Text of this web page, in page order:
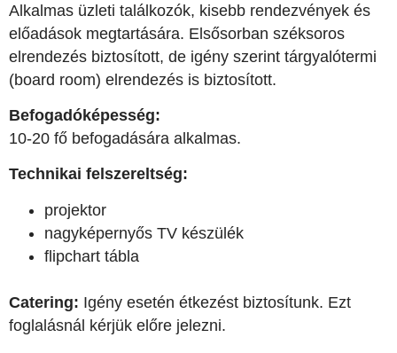
Alkalmas üzleti találkozók, kisebb rendezvények és
előadások megtartására. Elsősorban széksoros
elrendezés biztosított, de igény szerint tárgyalótermi
(board room) elrendezés is biztosított.
Befogadóképesség:
10-20 fő befogadására alkalmas.
Technikai felszereltség:
projektor
nagyképernyős TV készülék
flipchart tábla
Catering: Igény esetén étkezést biztosítunk. Ezt
foglalásnál kérjük előre jelezni.